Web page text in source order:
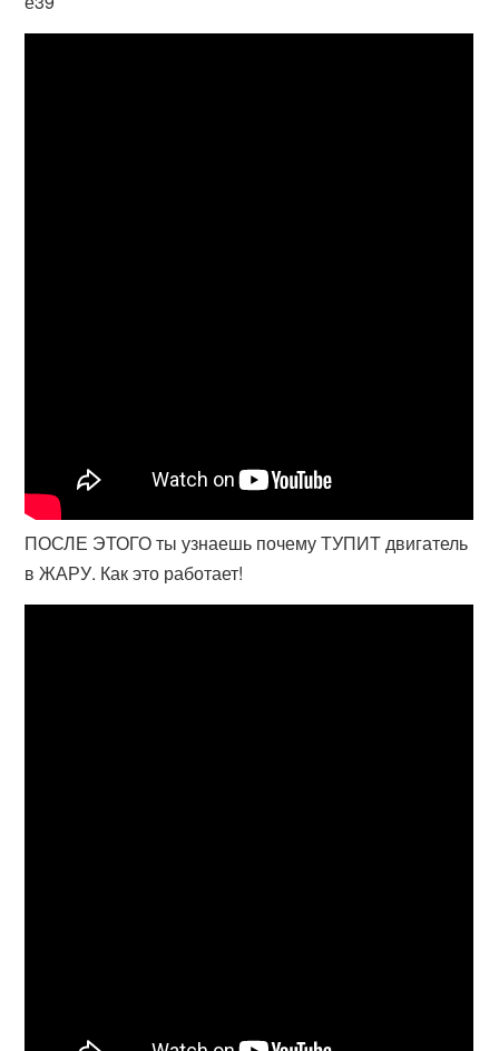
ПОСЛЕ ЭТОГО ты узнаешь почему ТУПИТ двигатель
в ЖАРУ. Как это работает!